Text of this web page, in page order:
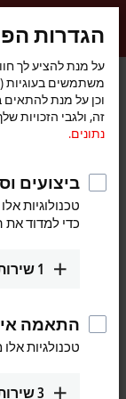
2017
עם הלחיצה על
ונתאים את
Vimeo. עיין כאןהסבר לגבי הגנה על נתונים.
הגדרות
על מנת להציע לך
וכן על מנת
זה, ולגבי הזכויות
נתונים.
ביצועים
טכנולוגיות
כדי למדוד את
1
התאמה
טכנולגיות
3